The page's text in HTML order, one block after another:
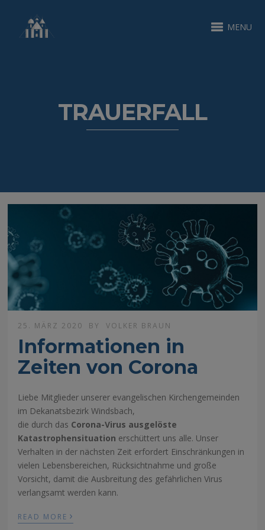
MENU
TRAUERFALL
25. MÄRZ 2020 BY VOLKER BRAUN
Informationen in
Zeiten von Corona
Liebe Mitglieder unserer evangelischen Kirchengemeinden
im Dekanatsbezirk Windsbach,
die durch das Corona-Virus ausgelöste
Katastrophensituation erschüttert uns alle. Unser
Verhalten in der nächsten Zeit erfordert Einschränkungen in
vielen Lebensbereichen, Rücksichtnahme und große
Vorsicht, damit die Ausbreitung des gefährlichen Virus
verlangsamt werden kann.
READ MORE ›